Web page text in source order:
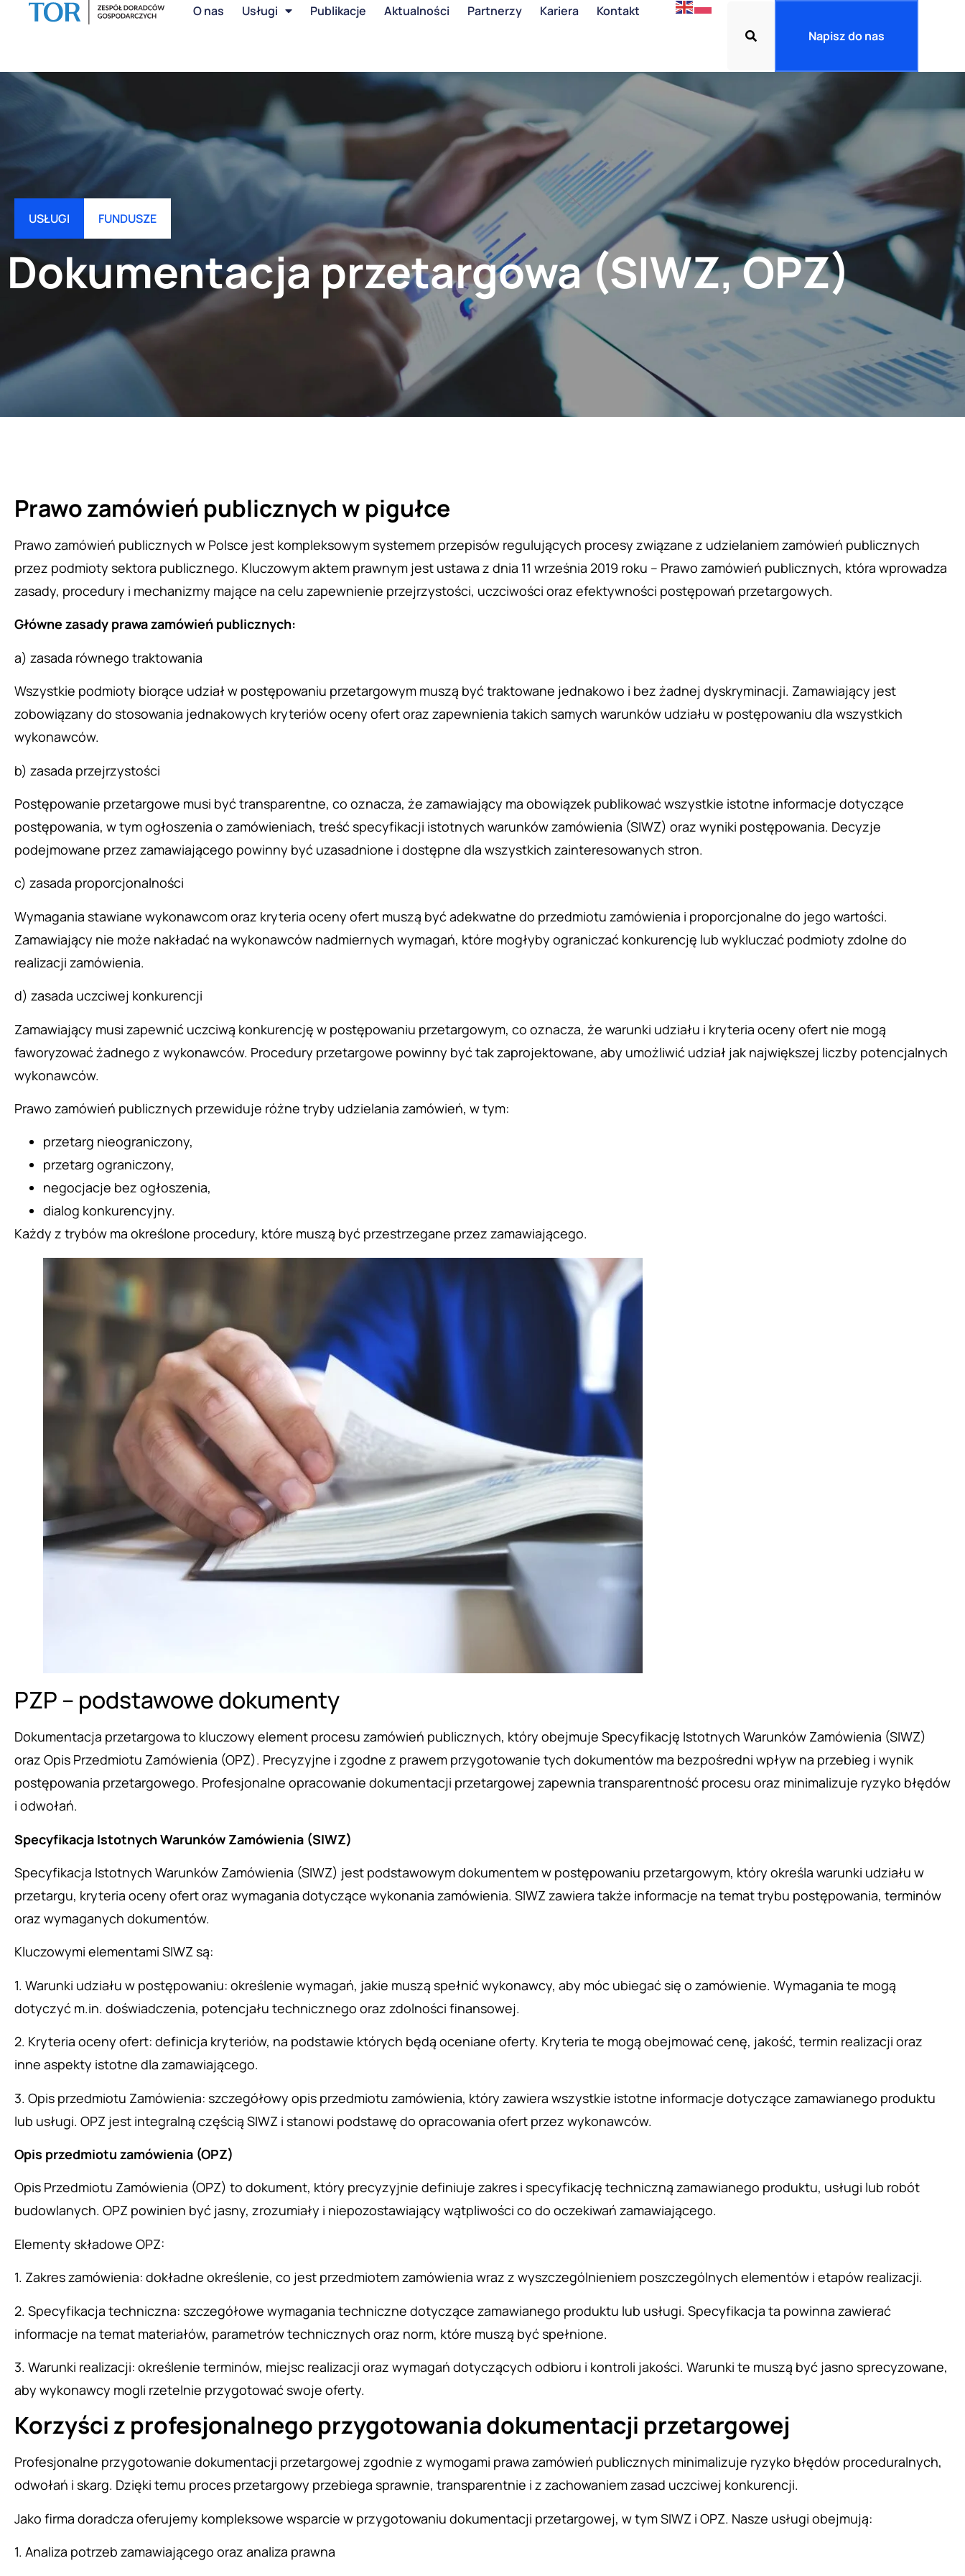
O nas Usługi Publikacje Aktualności Partnerzy Kariera
Kontakt
Napisz do nas
USŁUGI FUNDUSZE
Dokumentacja przetargowa (SIWZ, OPZ)
Prawo zamówień publicznych w pigułce
Prawo zamówień publicznych w Polsce jest kompleksowym systemem przepisów regulujących procesy związane z udzielaniem zamówień publicznych
przez podmioty sektora publicznego. Kluczowym aktem prawnym jest ustawa z dnia 11 września 2019 roku – Prawo zamówień publicznych, która wprowadza
zasady, procedury i mechanizmy mające na celu zapewnienie przejrzystości, uczciwości oraz efektywności postępowań przetargowych.
Główne zasady prawa zamówień publicznych:
a) zasada równego traktowania
Wszystkie podmioty biorące udział w postępowaniu przetargowym muszą być traktowane jednakowo i bez żadnej dyskryminacji. Zamawiający jest
zobowiązany do stosowania jednakowych kryteriów oceny ofert oraz zapewnienia takich samych warunków udziału w postępowaniu dla wszystkich
wykonawców.
b) zasada przejrzystości
Postępowanie przetargowe musi być transparentne, co oznacza, że zamawiający ma obowiązek publikować wszystkie istotne informacje dotyczące
postępowania, w tym ogłoszenia o zamówieniach, treść specyfikacji istotnych warunków zamówienia (SIWZ) oraz wyniki postępowania. Decyzje
podejmowane przez zamawiającego powinny być uzasadnione i dostępne dla wszystkich zainteresowanych stron.
c) zasada proporcjonalności
Wymagania stawiane wykonawcom oraz kryteria oceny ofert muszą być adekwatne do przedmiotu zamówienia i proporcjonalne do jego wartości.
Zamawiający nie może nakładać na wykonawców nadmiernych wymagań, które mogłyby ograniczać konkurencję lub wykluczać podmioty zdolne do
realizacji zamówienia.
d) zasada uczciwej konkurencji
Zamawiający musi zapewnić uczciwą konkurencję w postępowaniu przetargowym, co oznacza, że warunki udziału i kryteria oceny ofert nie mogą
faworyzować żadnego z wykonawców. Procedury przetargowe powinny być tak zaprojektowane, aby umożliwić udział jak największej liczby potencjalnych
wykonawców.
Prawo zamówień publicznych przewiduje różne tryby udzielania zamówień, w tym:
przetarg nieograniczony,
przetarg ograniczony,
negocjacje bez ogłoszenia,
dialog konkurencyjny.
Każdy z trybów ma określone procedury, które muszą być przestrzegane przez zamawiającego.
PZP – podstawowe dokumenty
Dokumentacja przetargowa to kluczowy element procesu zamówień publicznych, który obejmuje Specyfikację Istotnych Warunków Zamówienia (SIWZ)
oraz Opis Przedmiotu Zamówienia (OPZ). Precyzyjne i zgodne z prawem przygotowanie tych dokumentów ma bezpośredni wpływ na przebieg i wynik
postępowania przetargowego. Profesjonalne opracowanie dokumentacji przetargowej zapewnia transparentność procesu oraz minimalizuje ryzyko błędów
i odwołań.
Specyfikacja Istotnych Warunków Zamówienia (SIWZ)
Specyfikacja Istotnych Warunków Zamówienia (SIWZ) jest podstawowym dokumentem w postępowaniu przetargowym, który określa warunki udziału w
przetargu, kryteria oceny ofert oraz wymagania dotyczące wykonania zamówienia. SIWZ zawiera także informacje na temat trybu postępowania, terminów
oraz wymaganych dokumentów.
Kluczowymi elementami SIWZ są:
1. Warunki udziału w postępowaniu: określenie wymagań, jakie muszą spełnić wykonawcy, aby móc ubiegać się o zamówienie. Wymagania te mogą
dotyczyć m.in. doświadczenia, potencjału technicznego oraz zdolności finansowej.
2. Kryteria oceny ofert: definicja kryteriów, na podstawie których będą oceniane oferty. Kryteria te mogą obejmować cenę, jakość, termin realizacji oraz
inne aspekty istotne dla zamawiającego.
3. Opis przedmiotu Zamówienia: szczegółowy opis przedmiotu zamówienia, który zawiera wszystkie istotne informacje dotyczące zamawianego produktu
lub usługi. OPZ jest integralną częścią SIWZ i stanowi podstawę do opracowania ofert przez wykonawców.
Opis przedmiotu zamówienia (OPZ)
Opis Przedmiotu Zamówienia (OPZ) to dokument, który precyzyjnie definiuje zakres i specyfikację techniczną zamawianego produktu, usługi lub robót
budowlanych. OPZ powinien być jasny, zrozumiały i niepozostawiający wątpliwości co do oczekiwań zamawiającego.
Elementy składowe OPZ:
1. Zakres zamówienia: dokładne określenie, co jest przedmiotem zamówienia wraz z wyszczególnieniem poszczególnych elementów i etapów realizacji.
2. Specyfikacja techniczna: szczegółowe wymagania techniczne dotyczące zamawianego produktu lub usługi. Specyfikacja ta powinna zawierać
informacje na temat materiałów, parametrów technicznych oraz norm, które muszą być spełnione.
3. Warunki realizacji: określenie terminów, miejsc realizacji oraz wymagań dotyczących odbioru i kontroli jakości. Warunki te muszą być jasno sprecyzowane,
aby wykonawcy mogli rzetelnie przygotować swoje oferty.
Korzyści z profesjonalnego przygotowania dokumentacji przetargowej
Profesjonalne przygotowanie dokumentacji przetargowej zgodnie z wymogami prawa zamówień publicznych minimalizuje ryzyko błędów proceduralnych,
odwołań i skarg. Dzięki temu proces przetargowy przebiega sprawnie, transparentnie i z zachowaniem zasad uczciwej konkurencji.
Jako firma doradcza oferujemy kompleksowe wsparcie w przygotowaniu dokumentacji przetargowej, w tym SIWZ i OPZ. Nasze usługi obejmują:
1. Analiza potrzeb zamawiającego oraz analiza prawna